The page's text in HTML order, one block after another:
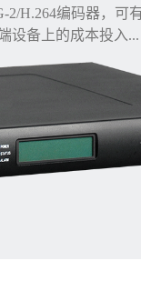
2/H.264编码器，可
设备上的成本投入...